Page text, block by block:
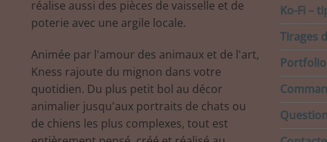
réalise aussi des pièces de vaisselle et de
poterie avec une argile locale.
Animée par l'amour des animaux et de l'art,
Kness rajoute du mignon dans votre
quotidien. Du plus petit bol au décor
animalier jusqu'aux portraits de chats ou
de chiens les plus complexes, tout est
Ko-Fi –
Tirages